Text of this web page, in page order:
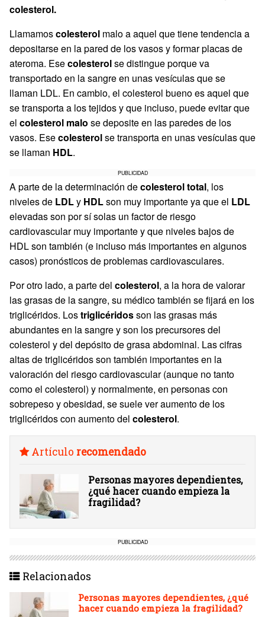
colesterol.
Llamamoscolesterol malo a aquel que tiene tendencia a
depositarse en la pared de los vasos y formar placas de
ateroma. Esecolesterolse distingue porque va
transportado en la sangre en unas vesículas que se
llaman LDL. En cambio, el colesterol bueno es aquel que
se transporta a los tejidos y que incluso, puede evitar que
el colesterol malo se deposite en las paredes de los
vasos. Esecolesterolse transporta en unas vesículas que
se llaman HDL.
PUBLICIDAD
A parte de la determinación decolesterol total, los
niveles de LDLy HDLson muy importante ya que el LDL
elevadas son por sí solas un factor de riesgo
cardiovascular muy importante y que niveles bajos de
HDL son también (e incluso más importantes en algunos
casos) pronósticos de problemas cardiovasculares.
Por otro lado, a parte del colesterol, a la hora de valorar
las grasas de la sangre, su médico también se fijará en los
triglicéridos. Lostriglicéridosson las grasas más
abundantes en la sangre y son los precursores del
colesterol y del depósito de grasa abdominal. Las cifras
altas de triglicéridos son también importantes en la
valoración del riesgo cardiovascular (aunque no tanto
como el colesterol) y normalmente, en personas con
sobrepeso y obesidad, se suele ver aumento de los
triglicéridos con aumento del colesterol.
Artículo recomendado
Personas mayores dependientes,
¿qué hacer cuando empieza la
fragilidad?
PUBLICIDAD
Relacionados
Personas mayores dependientes, ¿qué
hacer cuando empieza la fragilidad?